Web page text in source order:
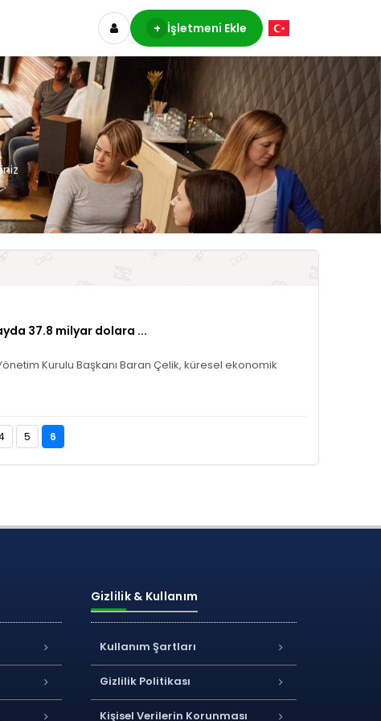
+ İşletmeni Ekle
37.8 milyar dolara ...
Kurulu Baş­kanı Baran Çelik, küresel eko­nomik
5 6
Gizlilik & Kullanım
Kullanım Şartları
Gizlilik Politikası
Kişisel Verilerin Korunması